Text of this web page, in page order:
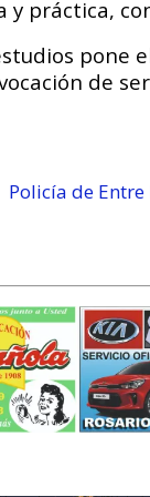
y práctica,
pone
de
Policía de Entre